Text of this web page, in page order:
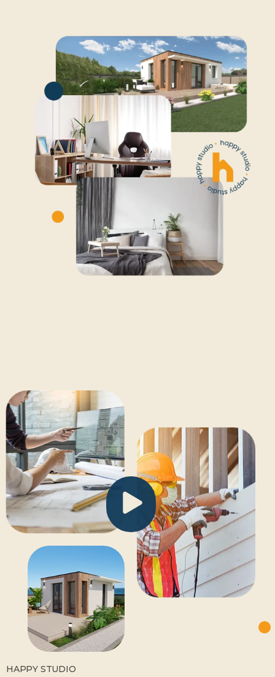
HAPPY STUDIO